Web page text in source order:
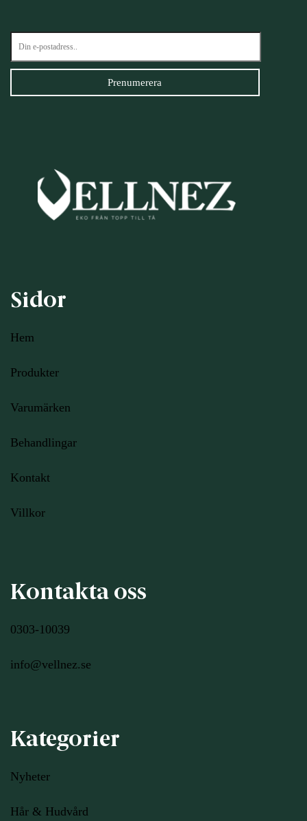
Sidor
Hem
Produkter
Varumärken
Behandlingar
Kontakt
Villkor
Kontakta oss
0303-10039
info@vellnez.se
Kategorier
Nyheter
Hår & Hudvård